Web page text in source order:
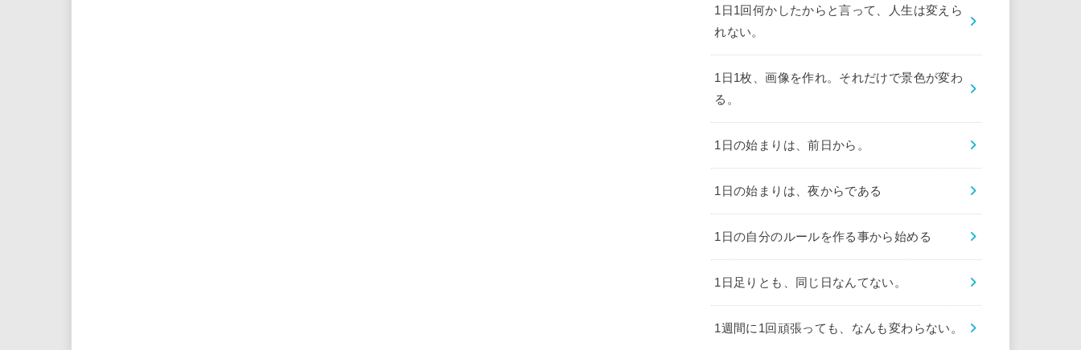
1日1回何かしたからと言って、人生は変えら
れない。
1日1枚、画像を作れ。それだけで景色が変わ
る。
1日の始まりは、前日から。
1日の始まりは、夜からである
1日の自分のルールを作る事から始める
1日足りとも、同じ日なんてない。
1週間に1回頑張っても、なんも変わらない。